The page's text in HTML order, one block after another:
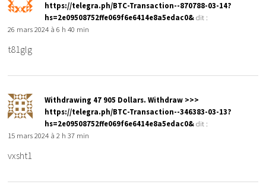
https://telegra.ph/BTC-Transaction--870788-03-14?
hs=2e09508752ffe069f6e6414e8a5edac0& dit :
26 mars 2024 à 6 h 40 min
t81glg
Withdrawing 47 905 Dollars. Withdrаw >>>
https://telegra.ph/BTC-Transaction--346383-03-13?
hs=2e09508752ffe069f6e6414e8a5edac0& dit :
15 mars 2024 à 2 h 37 min
vxsht1